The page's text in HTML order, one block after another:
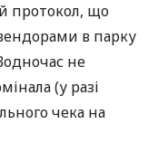
протокол, що
в парку
не
(у разі
чека на